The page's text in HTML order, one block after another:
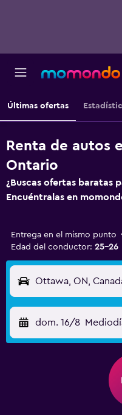
Últimas ofertas
Renta de autos
Ontario
¿Buscas ofertas baratas
Encuéntralas en
Entrega en el mismo punto
Edad del conductor: 25-26
Ottawa, ON,
dom. 16/8